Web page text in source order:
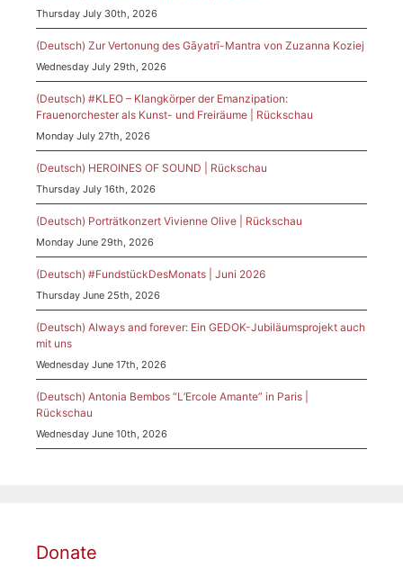
Thursday July 30th, 2026
(Deutsch) Zur Vertonung des Gāyatrī-Mantra von Zuzanna Koziej
Wednesday July 29th, 2026
(Deutsch) #KLEO – Klangkörper der Emanzipation:
Frauenorchester als Kunst- und Freiräume | Rückschau
Monday July 27th, 2026
(Deutsch) HEROINES OF SOUND | Rückschau
Thursday July 16th, 2026
(Deutsch) Porträtkonzert Vivienne Olive | Rückschau
Monday June 29th, 2026
(Deutsch) #FundstückDesMonats | Juni 2026
Thursday June 25th, 2026
(Deutsch) Always and forever: Ein GEDOK-Jubiläumsprojekt auch
mit uns
Wednesday June 17th, 2026
(Deutsch) Antonia Bembos “L’Ercole Amante” in Paris |
Rückschau
Wednesday June 10th, 2026
Donate